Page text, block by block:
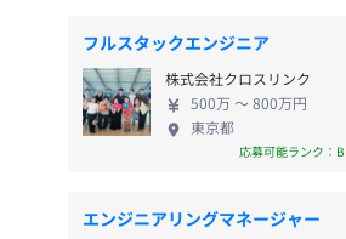
フルスタックエンジニア
株式会社クロスリンク
500万 〜 800万円
東京都
応募可能ランク：B
エンジニアリングマネージャー